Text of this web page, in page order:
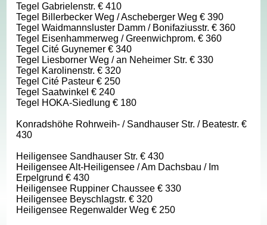
Tegel Gabrielenstr. € 410
Tegel Billerbecker Weg / Ascheberger Weg € 390
Tegel Waidmannsluster Damm / Bonifaziusstr. € 360
Tegel Eisenhammerweg / Greenwichprom. € 360
Tegel Cité Guynemer € 340
Tegel Liesborner Weg / an Neheimer Str. € 330
Tegel Karolinenstr. € 320
Tegel Cité Pasteur € 250
Tegel Saatwinkel € 240
Tegel HOKA-Siedlung € 180
Konradshöhe Rohrweih- / Sandhauser Str. / Beatestr. €
430
Heiligensee Sandhauser Str. € 430
Heiligensee Alt-Heiligensee / Am Dachsbau / Im
Erpelgrund € 430
Heiligensee Ruppiner Chaussee € 330
Heiligensee Beyschlagstr. € 320
Heiligensee Regenwalder Weg € 250